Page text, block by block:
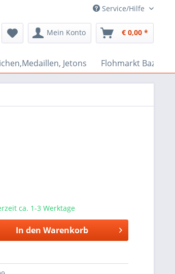
Service/Hilfe
Mein Konto € 0,00 *
Jetons Flohmarkt Bazar
ca. 1-3 Werktage
In den Warenkorb